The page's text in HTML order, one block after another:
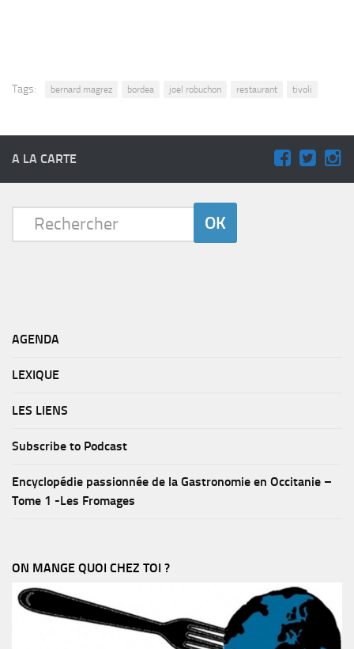
Tags: bernard magrez bordea joel robuchon restaurant tivoli
A LA CARTE
AGENDA
LEXIQUE
LES LIENS
Subscribe to Podcast
Encyclopédie passionnée de la Gastronomie en Occitanie –
Tome 1 -Les Fromages
ON MANGE QUOI CHEZ TOI ?